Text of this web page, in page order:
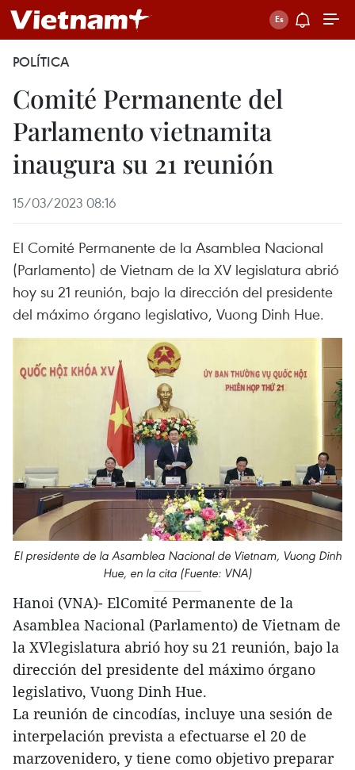
POLÍTICA
Comité Permanente del
Parlamento vietnamita
inaugura su 21 reunión
15/03/2023 08:16
El Comité Permanente de la Asamblea Nacional
(Parlamento) de Vietnam de la XV legislatura abrió
hoy su 21 reunión, bajo la dirección del presidente
del máximo órgano legislativo, Vuong Dinh Hue.
El presidente de la Asamblea Nacional de Vietnam, Vuong Dinh
Hue, en la cita (Fuente: VNA)
Hanoi (VNA)- ElComité Permanente de la
Asamblea Nacional (Parlamento) de Vietnam de
la XVlegislatura abrió hoy su 21 reunión, bajo la
dirección del presidente del máximo órgano
legislativo, Vuong Dinh Hue.
La reunión de cincodías, incluye una sesión de
interpelación prevista a efectuarse el 20 de
marzovenidero, y tiene como objetivo preparar